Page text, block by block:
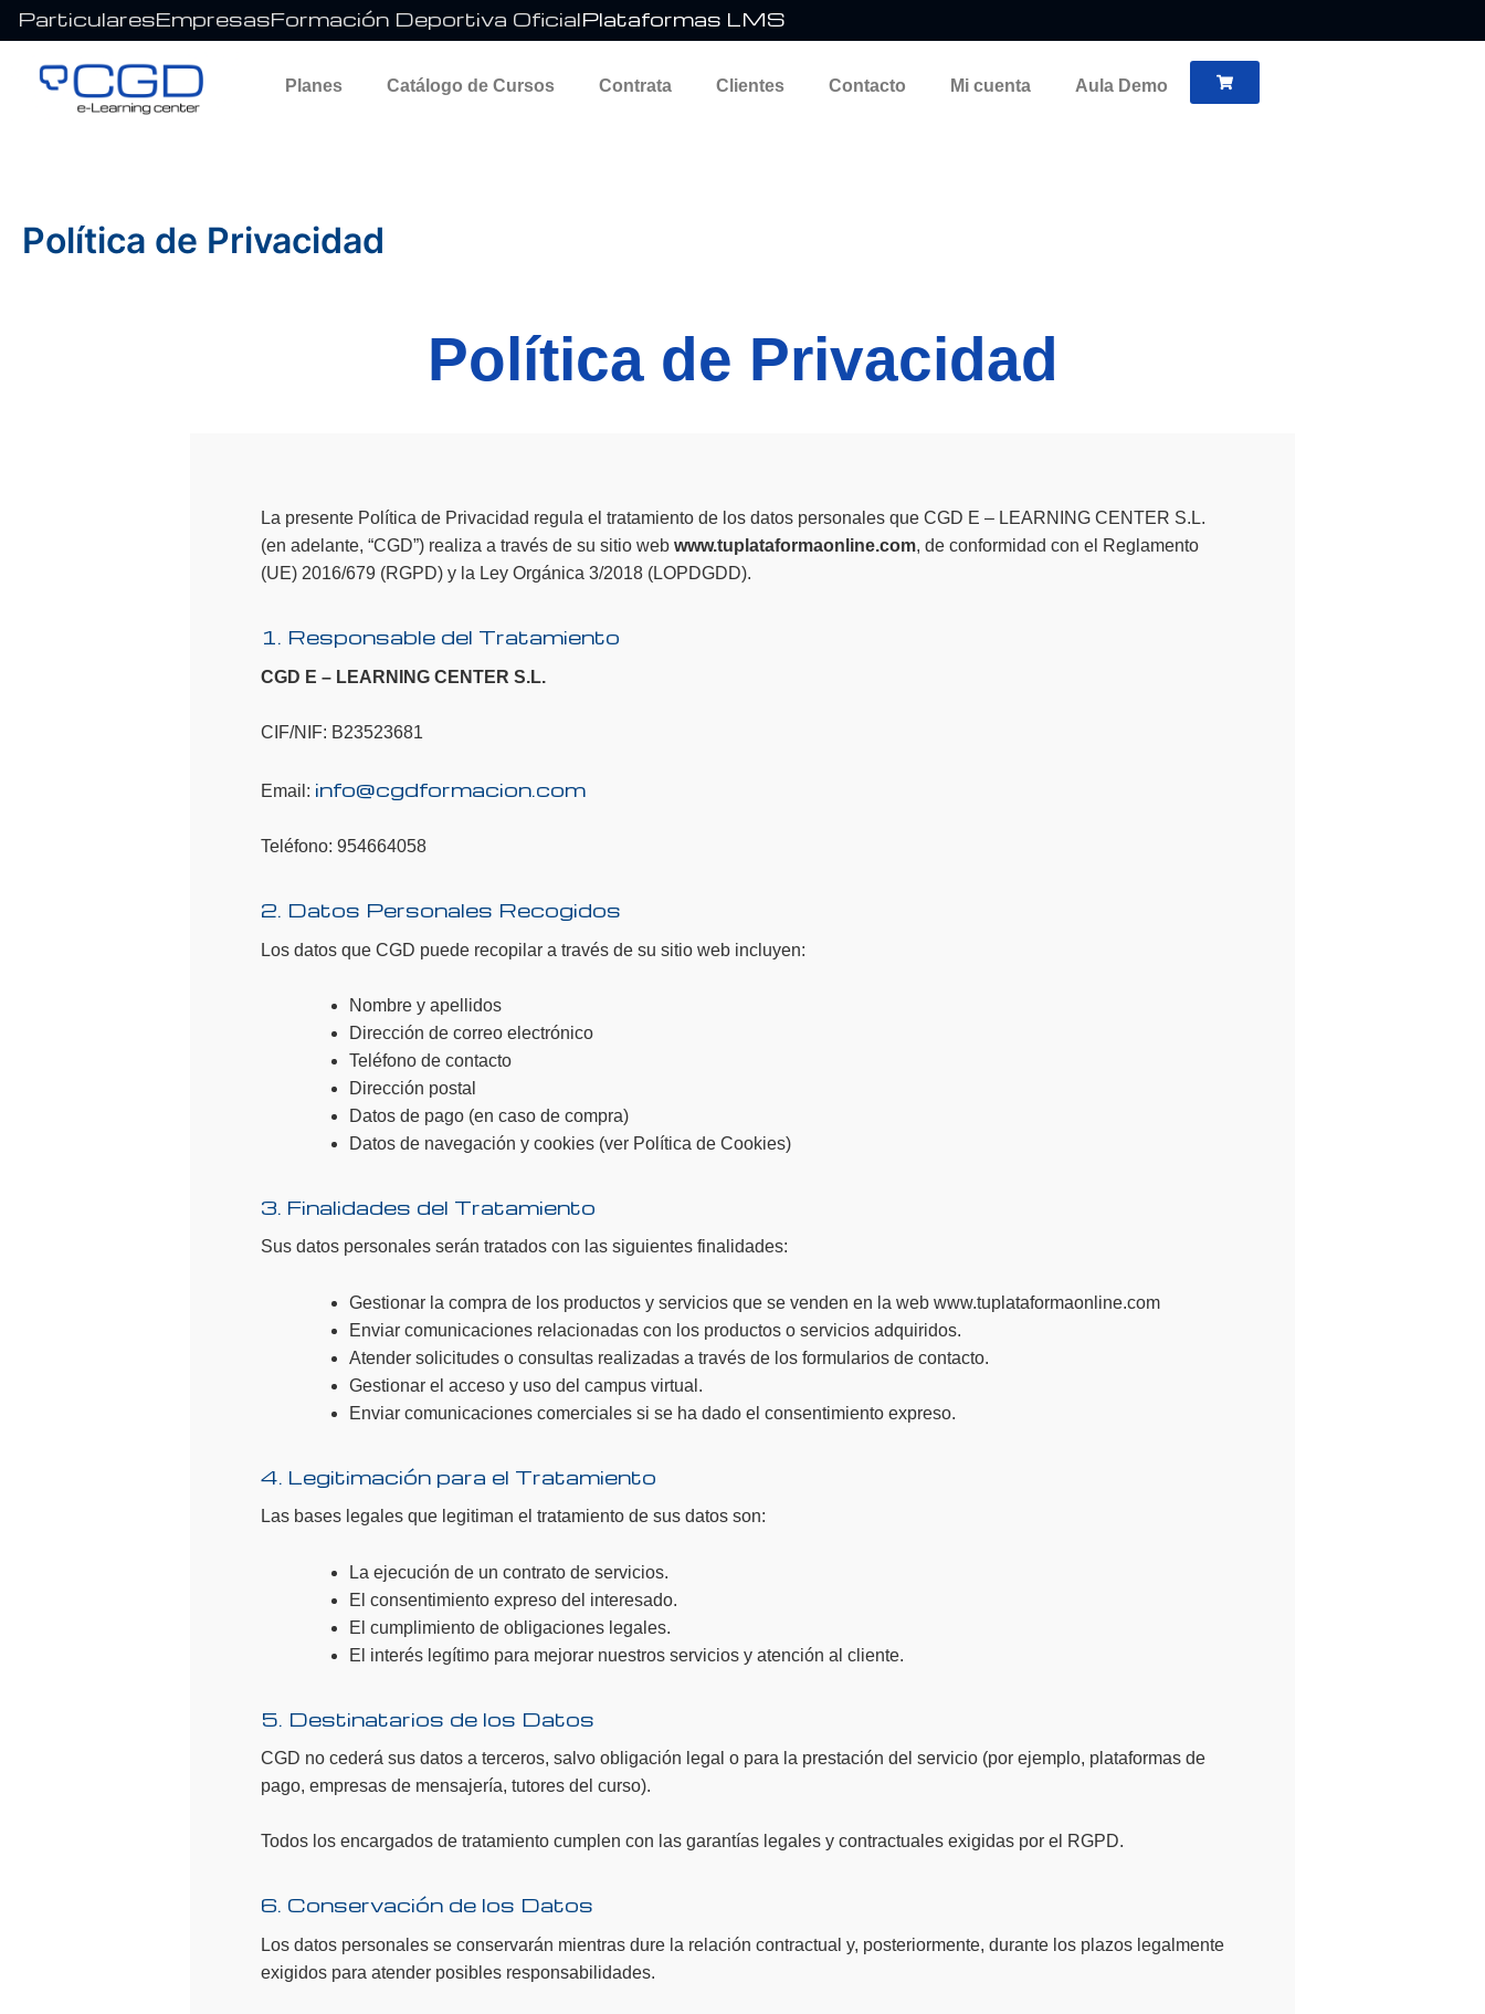
al
contenido
ParticularesEmpresasFormación Deportiva OficialPlataformas LMS
Planes Catálogo de Cursos Contrata Clientes Contacto Mi cuenta Aula Demo
Política de Privacidad
Política de Privacidad
La presente Política de Privacidad regula el tratamiento de los datos personales que CGD E – LEARNING CENTER S.L.
(en adelante, “CGD”) realiza a través de su sitio web www.tuplataformaonline.com, de conformidad con el Reglamento
(UE) 2016/679 (RGPD) y la Ley Orgánica 3/2018 (LOPDGDD).
1. Responsable del Tratamiento
CGD E – LEARNING CENTER S.L.
CIF/NIF: B23523681
Email: info@cgdformacion.com
Teléfono: 954664058
2. Datos Personales Recogidos
Los datos que CGD puede recopilar a través de su sitio web incluyen:
Nombre y apellidos
Dirección de correo electrónico
Teléfono de contacto
Dirección postal
Datos de pago (en caso de compra)
Datos de navegación y cookies (ver Política de Cookies)
3. Finalidades del Tratamiento
Sus datos personales serán tratados con las siguientes finalidades:
Gestionar la compra de los productos y servicios que se venden en la web www.tuplataformaonline.com
Enviar comunicaciones relacionadas con los productos o servicios adquiridos.
Atender solicitudes o consultas realizadas a través de los formularios de contacto.
Gestionar el acceso y uso del campus virtual.
Enviar comunicaciones comerciales si se ha dado el consentimiento expreso.
4. Legitimación para el Tratamiento
Las bases legales que legitiman el tratamiento de sus datos son:
La ejecución de un contrato de servicios.
El consentimiento expreso del interesado.
El cumplimiento de obligaciones legales.
El interés legítimo para mejorar nuestros servicios y atención al cliente.
5. Destinatarios de los Datos
CGD no cederá sus datos a terceros, salvo obligación legal o para la prestación del servicio (por ejemplo, plataformas de
pago, empresas de mensajería, tutores del curso).
Todos los encargados de tratamiento cumplen con las garantías legales y contractuales exigidas por el RGPD.
6. Conservación de los Datos
Los datos personales se conservarán mientras dure la relación contractual y, posteriormente, durante los plazos legalmente
exigidos para atender posibles responsabilidades.